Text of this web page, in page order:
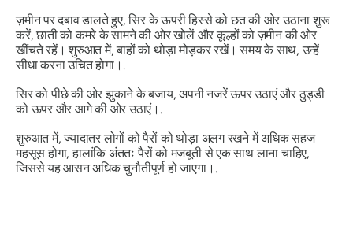
ज़मीन पर दबाव डालते हुए, सिर के ऊपरी हिस्से को छत की ओर उठाना शुरू
करें, छाती को कमरे के सामने की ओर खोलें और कूल्हों को ज़मीन की ओर
खींचते रहें। शुरुआत में, बाहों को थोड़ा मोड़कर रखें। समय के साथ, उन्हें
सीधा करना उचित होगा।.
सिर को पीछे की ओर झुकाने के बजाय, अपनी नजरें ऊपर उठाएं और ठुड्डी
को ऊपर और आगे की ओर उठाएं।.
शुरुआत में, ज्यादातर लोगों को पैरों को थोड़ा अलग रखने में अधिक सहज
महसूस होगा, हालांकि अंततः पैरों को मजबूती से एक साथ लाना चाहिए,
जिससे यह आसन अधिक चुनौतीपूर्ण हो जाएगा।.